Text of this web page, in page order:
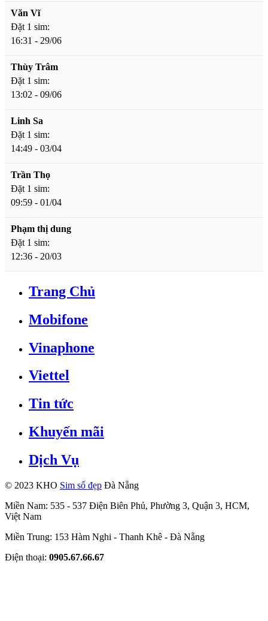
Văn Vĩ
Đặt 1 sim:
16:31 - 29/06
Thùy Trâm
Đặt 1 sim:
13:02 - 09/06
Linh Sa
Đặt 1 sim:
14:49 - 03/04
Trần Thọ
Đặt 1 sim:
09:59 - 01/04
Phạm thị dung
Đặt 1 sim:
12:36 - 20/03
Trang Chủ
Mobifone
Vinaphone
Viettel
Tin tức
Khuyến mãi
Dịch Vụ
© 2023 KHO Sim số đẹp Đà Nẵng
Miền Nam: 535 - 537 Điện Biên Phủ, Phường 3, Quận 3, HCM,
Việt Nam
Miền Trung: 153 Hàm Nghi - Thanh Khê - Đà Nẵng
Điện thoại: 0905.67.66.67